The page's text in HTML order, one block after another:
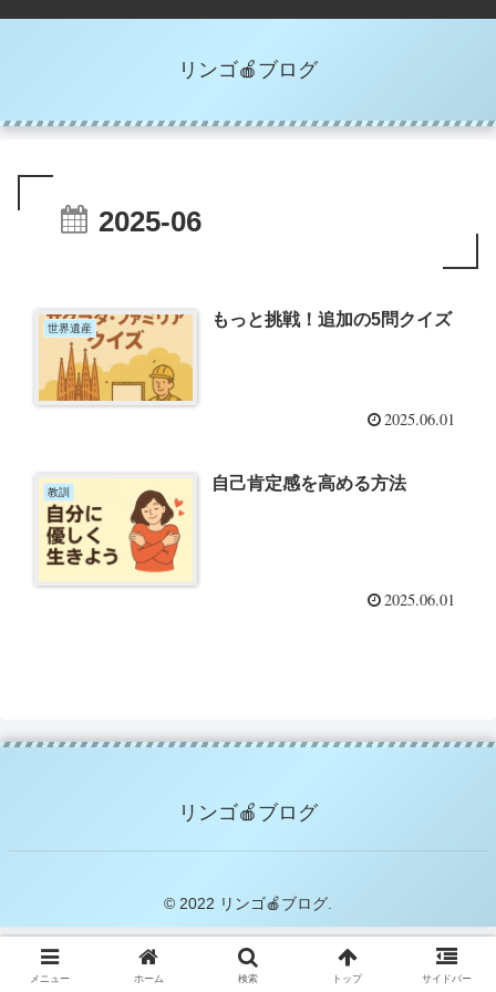
リンゴ🍎ブログ
2025-06
世界遺産 もっと挑戦！追加の5問クイズ
2025.06.01
教訓 自己肯定感を高める方法
2025.06.01
リンゴ🍎ブログ
© 2022 リンゴ🍎ブログ.
メニュー ホーム 検索 トップ サイドバー